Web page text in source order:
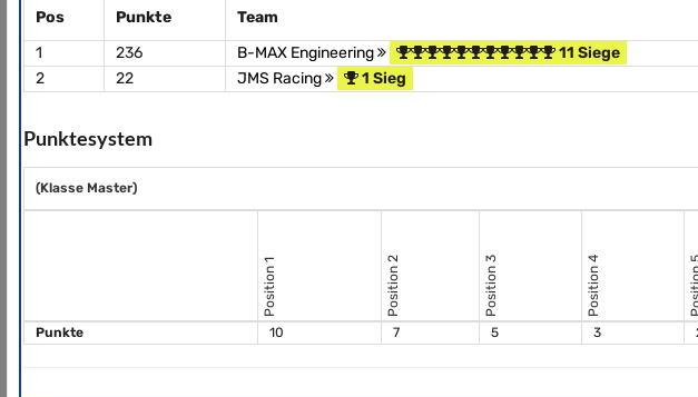
Pos Punkte Team
1
236 B-MAX Engineering
11 Siege
2
22 JMS Racing 1 Sieg
Punktesystem
(Klasse Master)
Position 1 Position 2 Position 3 Position 4
Punkte 10 7 5 3